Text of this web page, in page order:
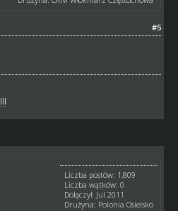
#5
!!!
Liczba postów: 1,809
Liczba wątków: 0
Dołączył: Jul 2011
Drużyna: Polonia Osielsko